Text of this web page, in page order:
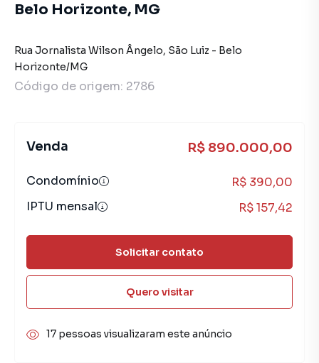
Belo Horizonte, MG
Rua Jornalista Wilson Ângelo, São Luiz - Belo
Horizonte/MG
Código de origem: 2786
Venda R$ 890.000,00
Condomínio
R$ 390,00
IPTU mensal
R$ 157,42
Solicitar contato
Quero visitar
17 pessoas visualizaram este anúncio